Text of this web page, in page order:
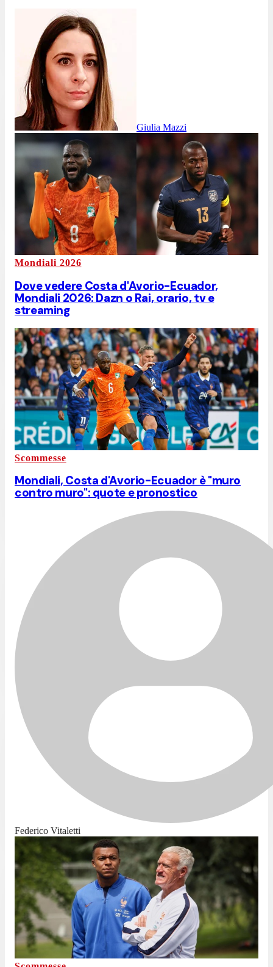
Giulia Mazzi
Mondiali 2026
Dove vedere Costa d'Avorio-Ecuador,
Mondiali 2026: Dazn o Rai, orario, tv e
streaming
Scommesse
Mondiali, Costa d'Avorio-Ecuador è "muro
contro muro": quote e pronostico
Federico Vitaletti